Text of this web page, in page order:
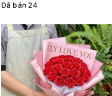
Đã bán 24